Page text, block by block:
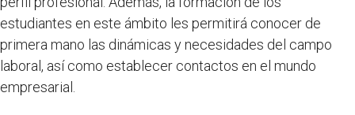
estudiantes en este ámbito les permitirá conocer de
primera mano las dinámicas y necesidades del campo
laboral, así como establecer contactos en el mundo
empresarial.